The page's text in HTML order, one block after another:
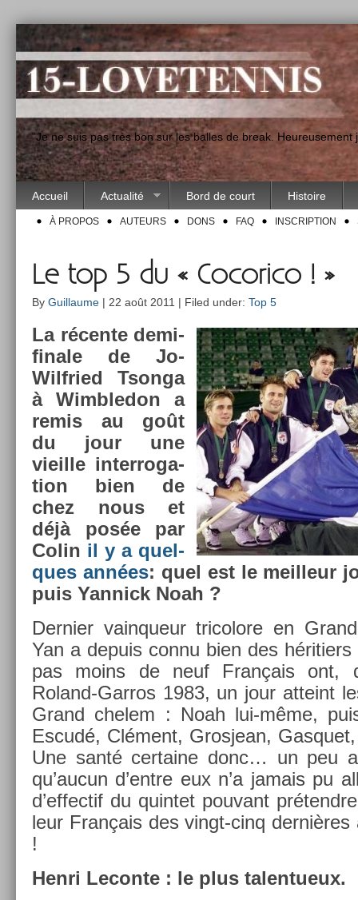
"Je ne suis pas très bon sur les balles de break.
Accueil Actualité Bord de court Histoire
À PROPOS AUTEURS DONS FAQ INSCRIPTION
Le top 5 du « Cocorico ! »
By Guillaume | 22 août 2011 | Filed under: Top 5
La récente demi-
finale de Jo-
Wilfried Tson­ga
à Wimbledon a
remis au goût
du jour une
vieil­le in­ter­roga­
tion bien de
chez nous et
déjà posée par
Colin il y a quel­
ques années: quel est le meil­leur
puis Yan­nick Noah ?
De­rni­er vain­queur tri­colore en
Yan a de­puis connu bien des
pas moins de neuf Français ont,
Roland-Garros 1983, un jour at­teint
Grand chelem : Noah lui-même,
Escudé, Clément, Gros­jean,
Une santé cer­taine donc… un peu
qu’aucun d’entre eux n’a jamais pu
d’ef­fectif du quin­tet pouvant
leur Français des vingt-cinq
!
Henri Lecon­te : le plus talen­tueux.